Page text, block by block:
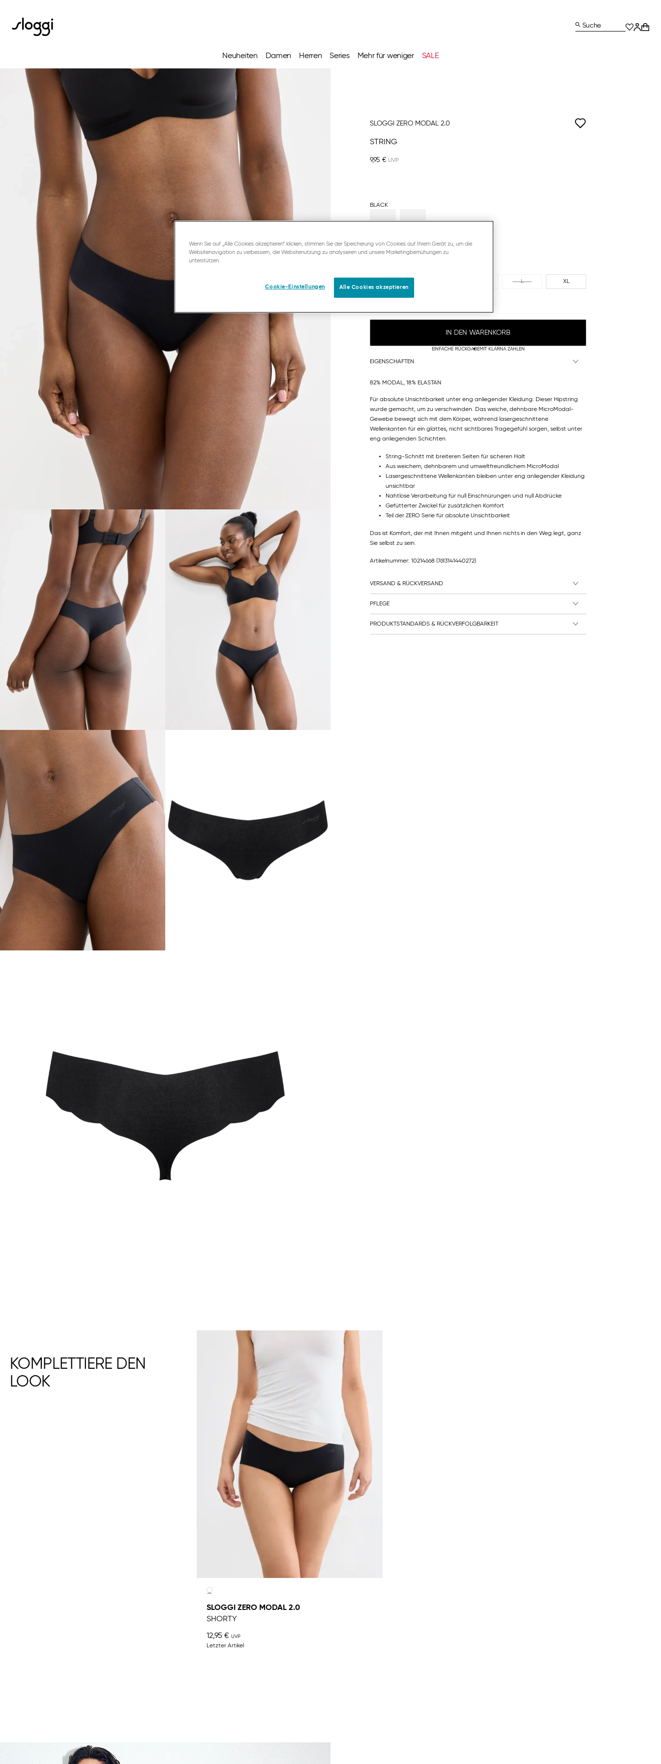
Neuheiten Damen Herren Series Mehr für weniger SALE
Suche
SLOGGI ZERO MODAL 2.0
STRING
9,95 €
BLACK
L XL
IN DEN WARENKORB
EINFACHE RÜCKGABEMIT KLARNA ZAHLEN
EIGENSCHAFTEN
82% MODAL, 18% ELASTAN
Für absolute Unsichtbarkeit unter eng anliegender Kleidung: Dieser Hipstring
wurde gemacht, um zu verschwinden. Das weiche, dehnbare MicroModal-
Gewebe bewegt sich mit dem Körper, während lasergeschnittene
Wellenkanten für ein glattes, nicht sichtbares Tragegefühl sorgen, selbst unter
eng anliegenden Schichten.
String-Schnitt mit breiteren Seiten für sicheren Halt
Aus weichem, dehnbarem und umweltfreundlichem MicroModal
Lasergeschnittene Wellenkanten bleiben unter eng anliegender Kleidung
unsichtbar
Nahtlose Verarbeitung für null Einschnürungen und null Abdrücke
Gefütterter Zwickel für zusätzlichen Komfort
Teil der ZERO Serie für absolute Unsichtbarkeit
Das ist Komfort, der mit Ihnen mitgeht und Ihnen nichts in den Weg legt, ganz
Sie selbst zu sein.
Artikelnummer: 10214668 (7613141440272)
VERSAND & RÜCKVERSAND
PFLEGE
PRODUKTSTANDARDS & RÜCKVERFOLGBARKEIT
KOMPLETTIERE DEN
LOOK
SLOGGI ZERO MODAL 2.0
SHORTY
12,95 €
Letzter Artikel
Wenn Sie auf „Alle Cookies akzeptieren“ klicken, stimmen Sie der Speicherung von Cookies auf Ihrem Gerät zu, um die
Websitenavigation zu verbessern, die Websitenutzung zu analysieren und unsere Marketingbemühungen zu
unterstützen.
Cookie-Einstellungen Alle Cookies akzeptieren